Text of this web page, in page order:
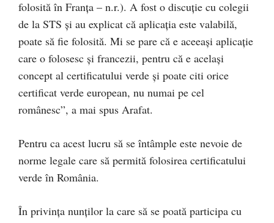
folosită în Franța – n.r.). A fost o discuție cu colegii
de la STS și au explicat că aplicația este valabilă,
poate să fie folosită. Mi se pare că e aceeași aplicație
care o folosesc și francezii, pentru că e același
concept al certificatului verde și poate citi orice
certificat verde european, nu numai pe cel
românesc”, a mai spus Arafat.
Pentru ca acest lucru să se întâmple este nevoie de
norme legale care să permită folosirea certificatului
verde în România.
În privința nunților la care să se poată participa cu